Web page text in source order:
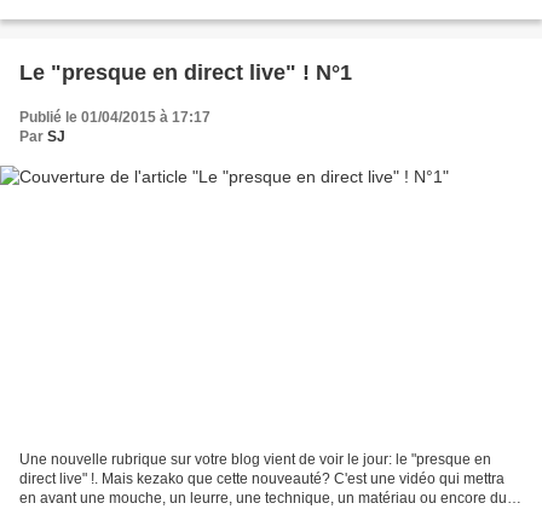
Le "presque en direct live" ! N°1
Publié le 01/04/2015 à 17:17
Par SJ
Une nouvelle rubrique sur votre blog vient de voir le jour: le "presque en
direct live" !. Mais kezako que cette nouveauté? C'est une vidéo qui mettra
en avant une mouche, un leurre, une technique, un matériau ou encore du